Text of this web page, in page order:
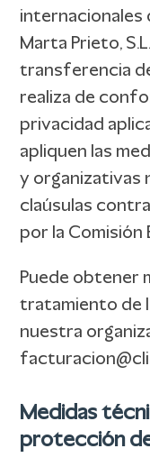
internacionales
Marta Prieto,
transferencia
realiza de
privacidad
apliquen las
y organizativas
claúsulas
por la Comisión
Puede obtener
tratamiento de
nuestra
Medidas
protección